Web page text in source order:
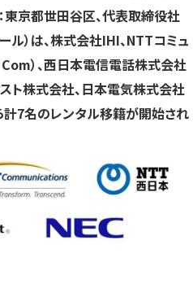
す） す） す）
東京都世田谷区、代表取締役社
ル）は、株式会社IHI、NTTコミュ
）、西日本電信電話株式会社
スト株式会社、日本電気株式会社
計7名のレンタル移籍が開始され